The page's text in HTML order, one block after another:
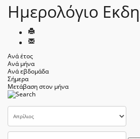
Ημερολόγιο
Ανά έτος
Ανά μήνα
Ανά εβδομάδα
Σήμερα
Μετάβαση στον μήνα